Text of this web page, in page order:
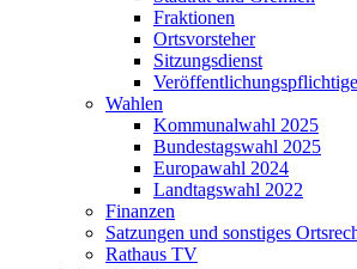
Fraktionen
Ortsvorsteher
Sitzungsdienst
Wahlen
Kommunalwahl 2025
Bundestagswahl 2025
Europawahl 2024
Landtagswahl 2022
Finanzen
Satzungen und sonstiges
Rathaus TV